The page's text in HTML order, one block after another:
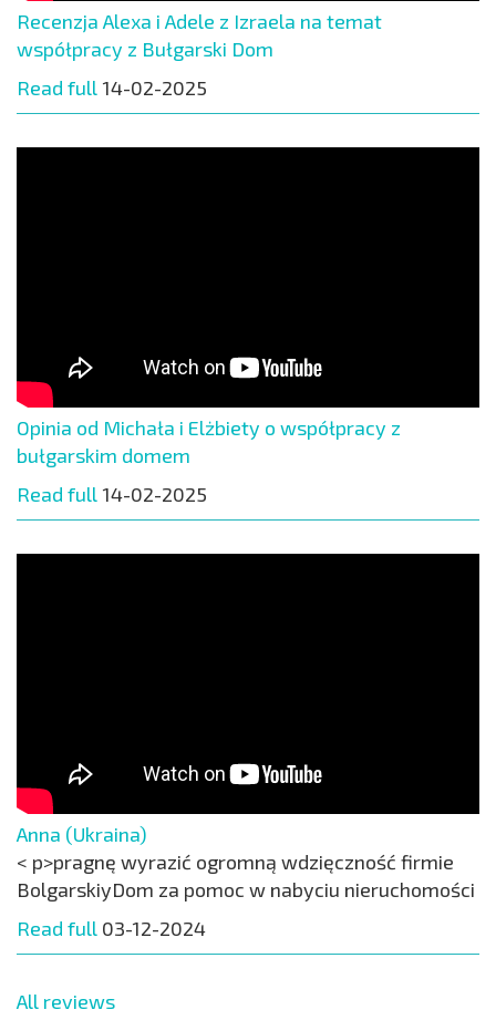
Recenzja Alexa i Adele z Izraela na temat
współpracy z Bułgarski Dom
Read full 14-02-2025
Opinia od Michała i Elżbiety o współpracy z
bułgarskim domem
Read full 14-02-2025
Anna (Ukraina)
< p>pragnę wyrazić ogromną wdzięczność firmie
BolgarskiyDom za pomoc w nabyciu nieruchomości
Read full 03-12-2024
All reviews